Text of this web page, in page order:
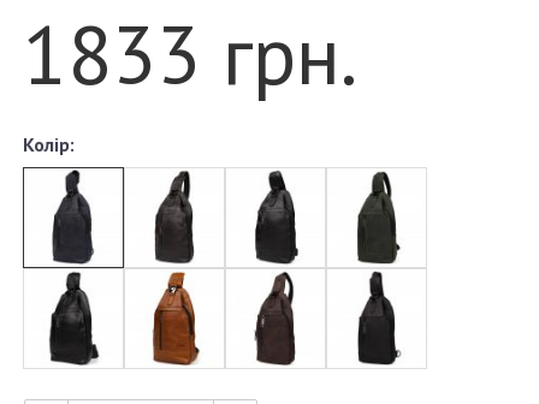
1833 грн.
Колір: